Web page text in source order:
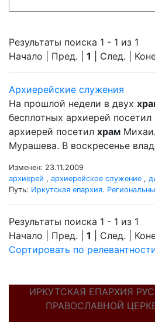
Результаты поиска 1 - 1 из 1
Начало | Пред. | 1 | След. |
Архиерейские служения
На прошлой недели в двух
бесплотных архиерей посетил
архиерей посетил храм
Мурашева. В воскресенье
Изменен: 23.11.2009
архиерей , архиерейское служение ,
Путь: Иркутская епархия.
Результаты поиска 1 - 1 из 1
Начало | Пред. | 1 | След. |
Сортировать по
ИРКУТСКАЯ ЕПАРХИЯ
ПРАВОСЛАВНОЙ